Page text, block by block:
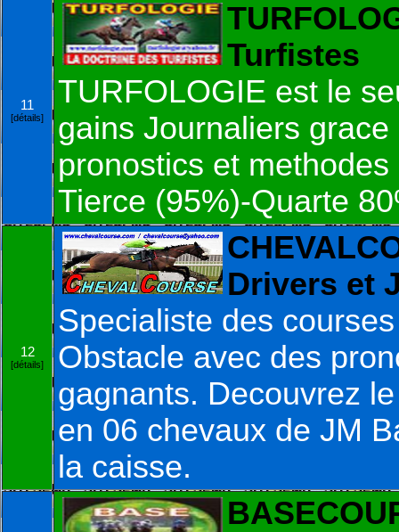
11
[détails]
Turfistes
TURFOLOGIE est le
gains Journaliers
pronostics et
Tierce (95%)-Quarte
12
[détails]
Drivers et
Specialiste des
Obstacle avec des
gagnants. Decouvrez
en 06 chevaux de JM
la caisse.